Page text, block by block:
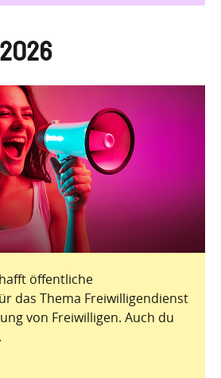
öffentliche
das Thema Freiwilligendienst
von Freiwilligen. Auch du